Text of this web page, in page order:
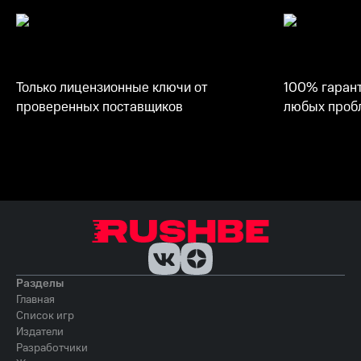
Только лицензионные ключи от
проверенных поставщиков
100%
любых
Разделы
Главная
Список игр
Издатели
Разработчики